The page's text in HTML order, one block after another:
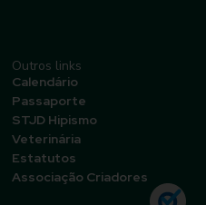
Outros links
Calendário
Passaporte
STJD Hipismo
Veterinária
Estatutos
Associação Criadores